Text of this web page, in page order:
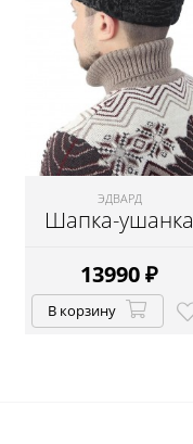
ЭДВАРД
Шапка-ушанка
13990₽
В корзину